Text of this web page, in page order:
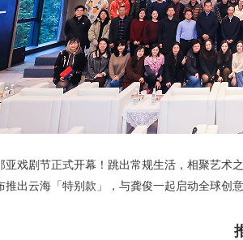
亚戏剧节正式开幕！跳出常规生活，相聚艺术
推出云海「特别款」，与龚俊一起启动全球创